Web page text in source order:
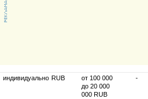
индивидуально RUB
от 100 000
до 20 000
000 RUB
-